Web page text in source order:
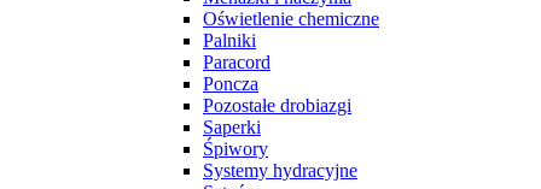
Oświetlenie chemiczne
Palniki
Paracord
Poncza
Pozostałe drobiazgi
Saperki
Śpiwory
Systemy hydracyjne